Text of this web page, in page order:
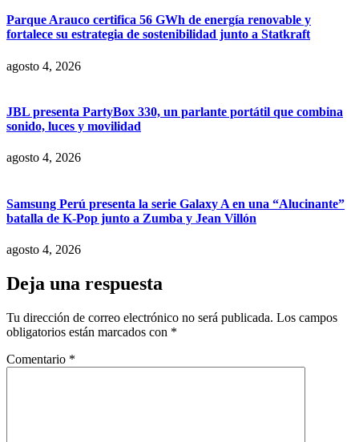
Parque Arauco certifica 56 GWh de energía renovable y
fortalece su estrategia de sostenibilidad junto a Statkraft
agosto 4, 2026
JBL presenta PartyBox 330, un parlante portátil que combina
sonido, luces y movilidad
agosto 4, 2026
Samsung Perú presenta la serie Galaxy A en una “Alucinante”
batalla de K-Pop junto a Zumba y Jean Villón
agosto 4, 2026
Deja una respuesta
Tu dirección de correo electrónico no será publicada. Los campos
obligatorios están marcados con *
Comentario *